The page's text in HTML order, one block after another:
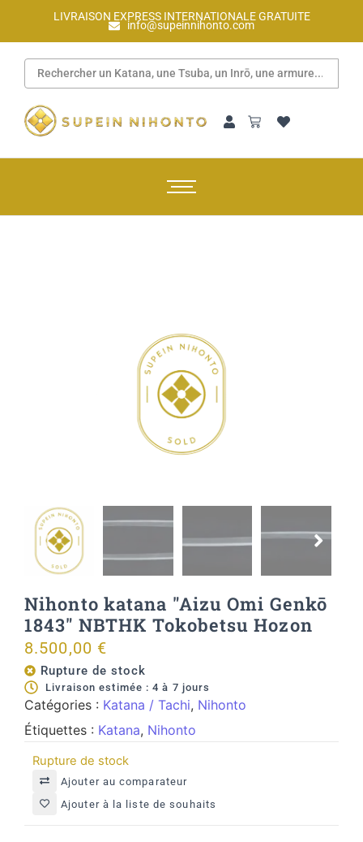
LIVRAISON EXPRESS INTERNATIONALE GRATUITE
info@supeinnihonto.com
Nihonto katana "Aizu Omi Genkō
1843" NBTHK Tokobetsu Hozon
8.500,00 €
Rupture de stock
Livraison estimée : 4 à 7 jours
Catégories : Katana / Tachi, Nihonto
Étiquettes : Katana, Nihonto
Rupture de stock
Ajouter au comparateur
Ajouter à la liste de souhaits